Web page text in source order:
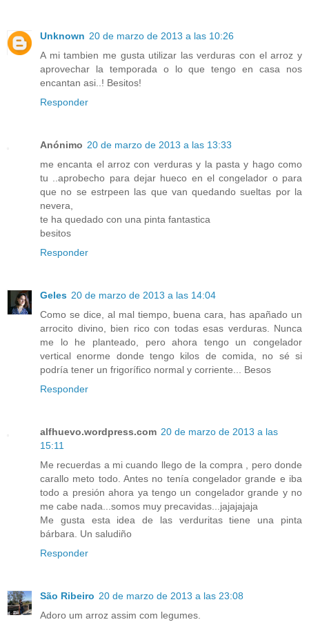
Unknown 20 de marzo de 2013 a las 10:26
A mi tambien me gusta utilizar las verduras con el arroz y
aprovechar la temporada o lo que tengo en casa nos
encantan asi..! Besitos!
Responder
Anónimo 20 de marzo de 2013 a las 13:33
me encanta el arroz con verduras y la pasta y hago como
tu ..aprobecho para dejar hueco en el congelador o para
que no se estrpeen las que van quedando sueltas por la
nevera,
te ha quedado con una pinta fantastica
besitos
Responder
Geles 20 de marzo de 2013 a las 14:04
Como se dice, al mal tiempo, buena cara, has apañado un
arrocito divino, bien rico con todas esas verduras. Nunca
me lo he planteado, pero ahora tengo un congelador
vertical enorme donde tengo kilos de comida, no sé si
podría tener un frigorífico normal y corriente... Besos
Responder
alfhuevo.wordpress.com 20 de marzo de 2013 a las
15:11
Me recuerdas a mi cuando llego de la compra , pero donde
carallo meto todo. Antes no tenía congelador grande e iba
todo a presión ahora ya tengo un congelador grande y no
me cabe nada...somos muy precavidas...jajajajaja
Me gusta esta idea de las verduritas tiene una pinta
bárbara. Un saludiño
Responder
São Ribeiro 20 de marzo de 2013 a las 23:08
Adoro um arroz assim com legumes.